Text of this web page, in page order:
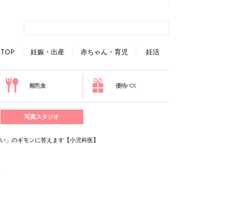
TOP 妊娠・出産 赤ちゃん・育児 妊活
離乳食 優待パス
写真スタジオ
」のギモンに答えます【小児科医】